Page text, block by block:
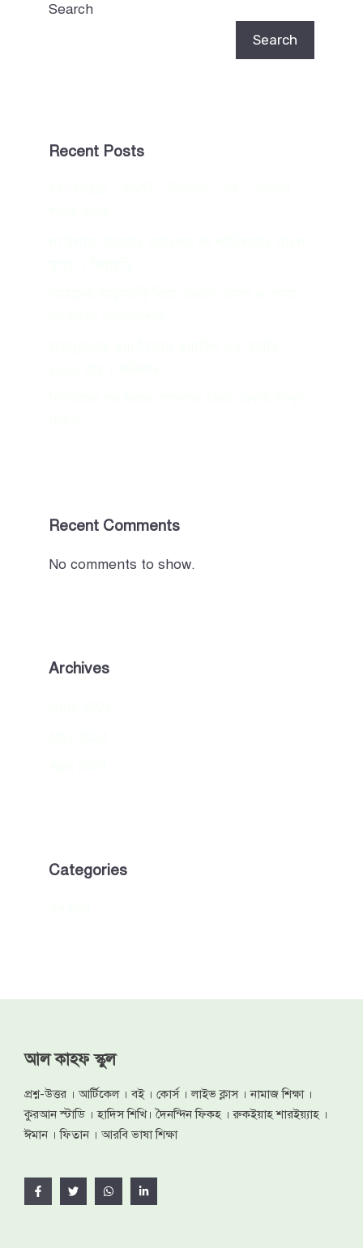
Search
Search
Recent Posts
Recent Comments
No comments to show.
Archives
Categories
আল কাহফ স্কুল
প্রশ্ন-উত্তর । আর্টিকেল । বই । কোর্স । লাইভ ক্লাস । নামাজ শিক্ষা ।
কুরআন স্টাডি । হাদিস শিখি। দৈনন্দিন ফিকহ । রুকইয়াহ শারইয়্যাহ ।
ঈমান । ফিতান । আরবি ভাষা শিক্ষা